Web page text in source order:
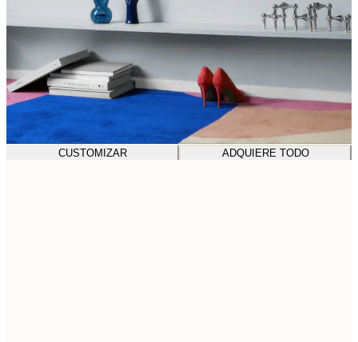
CUSTOMIZAR ADQUIERE TODO